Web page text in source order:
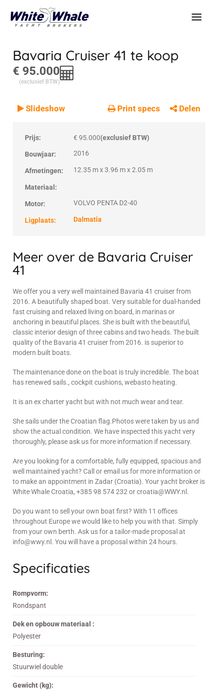
Bavaria Cruiser 41 te koop
€ 95.000
(exclusief BTW)
Slideshow Print specs Delen
Prijs: € 95.000(exclusief BTW)
Bouwjaar: 2016
Afmetingen: 12.35 m x 3.96 m x 2.05 m
Materiaal:
Motor: VOLVO PENTA D2-40
Ligplaats: Dalmatia
Meer over de Bavaria Cruiser
41
We offer you a very well maintained Bavaria 41 cruiser from
2016. A beautifully shaped boat. Very suitable for dual-handed
fast cruising and relaxed living on board, in marinas or
anchoring in beautiful places. She is built with the beautiful,
classic interior design of three cabins and two heads. The built
quality of the Bavaria 41 cruiser from 2016. is superior to
modern built boats.
The maintenance done on the boat is truly incredible. The boat
has renewed sails., cockpit cushions, webasto heating.
It is an ex charter yacht but with not much wear and tear.
She sails under the Croatian flag.Photos were taken by us and
show the actual condition. We have inspected this yacht very
thoroughly, please ask us for more information if necessary.
Are you looking for a comfortable, fully equipped, spacious and
well maintained yacht? Call or email us for more information or
to make an appointment in Zadar (Croatia). Your yacht broker is
White Whale Croatia, +385 98 574 232 or croatia@WWY.nl.
Do you want to sell your own boat first? With 11 offices
throughout Europe we would like to help you with that. Simply
from your own berth. Ask us for a tailor-made proposal at
info@wwy.nl. You will have a proposal within 24 hours.
Specificaties
Rompvorm:
Rondspant
Dek en opbouw materiaal :
Polyester
Besturing:
Stuurwiel double
Gewicht (kg):